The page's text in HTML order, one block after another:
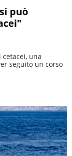
può
una
seguito un corso